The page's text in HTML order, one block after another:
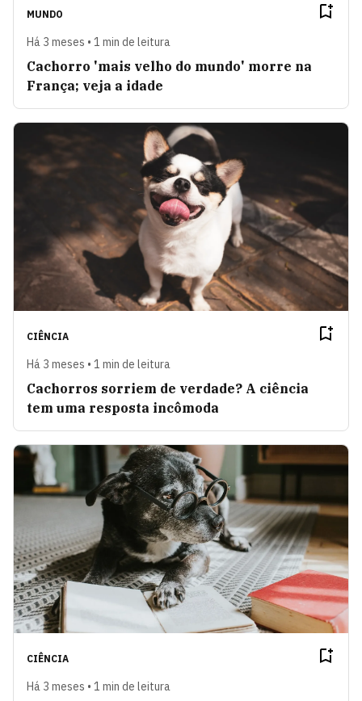
MUNDO
Há 3 meses • 1 min de leitura
Cachorro 'mais velho do mundo' morre na
França; veja a idade
CIÊNCIA
Há 3 meses • 1 min de leitura
Cachorros sorriem de verdade? A ciência
tem uma resposta incômoda
CIÊNCIA
Há 3 meses • 1 min de leitura